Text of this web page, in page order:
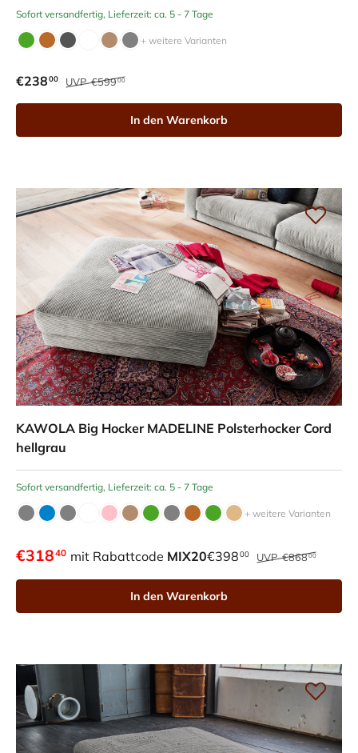
Sofort versandfertig, Lieferzeit: ca. 5 - 7 Tage
+ weitere Varianten
€23800 UVP€59900
In den Warenkorb
KAWOLA Big Hocker MADELINE Polsterhocker Cord
hellgrau
Sofort versandfertig, Lieferzeit: ca. 5 - 7 Tage
+ weitere Varianten
€31840 mit Rabattcode MIX20€39800 UVP€86800
In den Warenkorb